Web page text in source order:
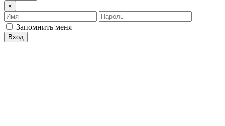
×
Имя
Пароль
Запомнить меня
Вход